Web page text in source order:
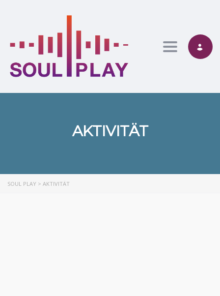
Toggle
AKTIVITÄT
SOUL PLAY > AKTIVITÄT